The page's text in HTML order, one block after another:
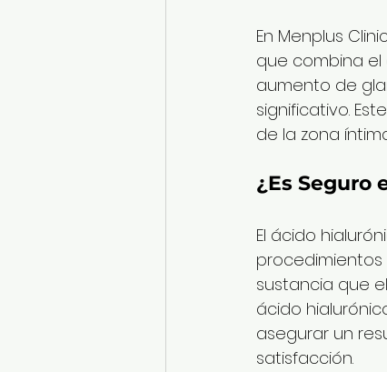
En Menplus
que combina
aumento de
significativo.
de la zona
¿Es Seguro
El ácido
sustancia que
ácido
asegurar un
satisfacción.